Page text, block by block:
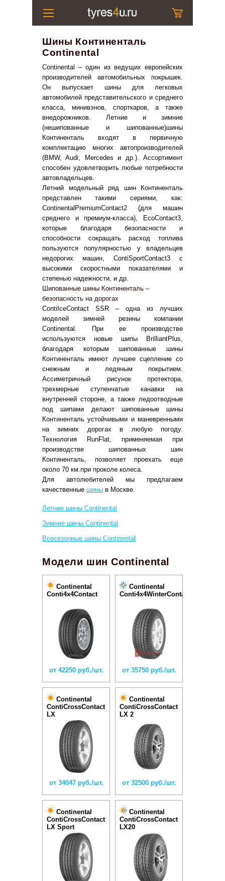
Шины Континенталь
Continental
Continental – один из ведущих европейских
производителей автомобильных покрышек.
Он выпускает шины для легковых
автомобилей представительского и среднего
класса, минивэнов, спорткаров, а также
внедорожников. Летние и зимние
(нешипованные и шипованные)шины
Континенталь входят в первичную
комплектацию многих автопроизводителей
(BMW, Audi, Mercedes и др.). Ассортимент
способен удовлетворить любые потребности
автовладельцев.
Летний модельный ряд шин Континенталь
представлен такими сериями, как:
ContinentalPremiumContact2 (для машин
среднего и премиум-класса), EcoContact3,
которые благодаря безопасности и
способности сокращать расход топлива
пользуются популярностью у владельцев
недорогих машин, ContiSportContact3 с
высокими скоростными показателями и
степенью надежности, и др.
Шипованные шины Континенталь –
безопасность на дорогах
ContiIceContact SSR – одна из лучших
моделей зимней резины компании
Continental. При ее производстве
используются новые шипы BrilliantPlus,
благодаря которым шипованные шины
Континенталь имеют лучшее сцепление со
снежным и ледяным покрытием.
Ассиметричный рисунок протектора,
трехмерные ступенчатые канавки на
внутренней стороне, а также ледоотводные
под шипами делают шипованные шины
Континенталь устойчивыми и маневренными
на зимних дорогах в любую погоду.
Технология RunFlat, применяемая при
производстве шипованных шин
Континенталь, позволяет проехать еще
около 70 км.при проколе колеса.
Для автолюбителей мы предлагаем
качественные шины в Москве.
Летние шины Continental
Зимние шины Continental
Всесезонные шины Continental
Модели шин Continental
Continental
Conti4x4Contact
от 42250 руб./шт.
Continental
Conti4x4WinterContact
от 35750 руб./шт.
Continental
ContiCrossContact
LX
от 34047 руб./шт.
Continental
ContiCrossContact
LX 2
от 32500 руб./шт.
Continental
ContiCrossContact
LX Sport
Continental
ContiCrossContact
LX20